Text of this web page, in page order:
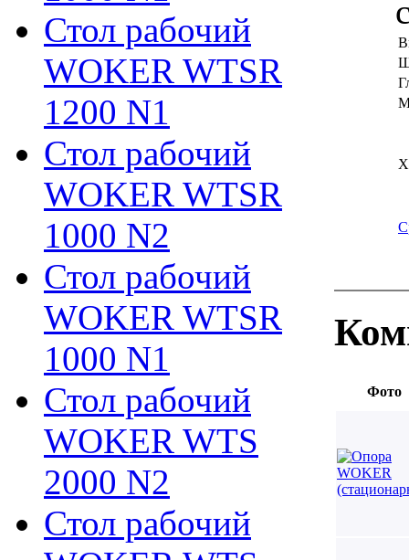
Стол рабочий
WOKER WTSR
1200 N1
Стол рабочий
WOKER WTSR
1000 N2
Стол рабочий
WOKER WTSR
1000 N1
Стол рабочий
WOKER WTS
2000 N2
Стол рабочий
Фото